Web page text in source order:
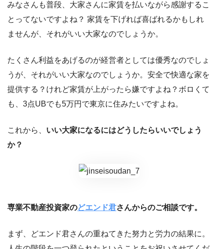
みなさんも普段、大家さんに家賃を払いながら感謝するこ
とってないですよね？ 家賃を下げれば喜ばれるかもしれ
ませんが、それがいい大家なのでしょうか。
たくさん利益をあげるのが経営者としては優秀なのでしょ
うが、それがいい大家なのでしょうか。安全で快適な家を
提供する？けれど家賃が上がったら嫌ですよね？ボロくて
も、3点UBでも5万円で東京に住みたいですよね。
これから、 いい大家になるにはどうしたらいいでしょう
か？
専業不動産投資家のどエンド君さんからのご相談です。
まず、どエンド君さんの重ねてきた努力と労力の結果に。